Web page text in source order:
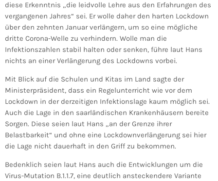
diese Erkenntnis „die leidvolle Lehre aus den Erfahrungen des
vergangenen Jahres“ sei. Er wolle daher den harten Lockdown
über den zehnten Januar verlängern, um so eine mögliche
dritte Corona-Welle zu verhindern. Wolle man die
Infektionszahlen stabil halten oder senken, führe laut Hans
nichts an einer Verlängerung des Lockdowns vorbei.
Mit Blick auf die Schulen und Kitas im Land sagte der
Ministerpräsident, dass ein Regelunterricht wie vor dem
Lockdown in der derzeitigen Infektionslage kaum möglich sei.
Auch die Lage in den saarländischen Krankenhäusern bereite
Sorgen. Diese seien laut Hans „an der Grenze ihrer
Belastbarkeit“ und ohne eine Lockdownverlängerung sei hier
die Lage nicht dauerhaft in den Griff zu bekommen.
Bedenklich seien laut Hans auch die Entwicklungen um die
Virus-Mutation B.1.1.7, eine deutlich ansteckendere Variante